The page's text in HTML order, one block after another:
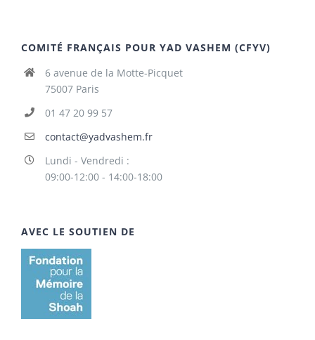
COMITÉ FRANÇAIS POUR YAD VASHEM (CFYV)
6 avenue de la Motte-Picquet
75007 Paris
01 47 20 99 57
contact@yadvashem.fr
Lundi - Vendredi :
09:00-12:00 - 14:00-18:00
AVEC LE SOUTIEN DE